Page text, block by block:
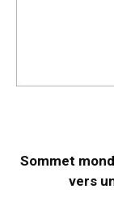
Sommet
vers